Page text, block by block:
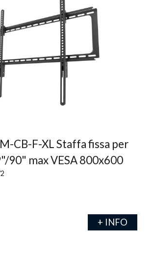
CB-F-XL Staffa fissa per
90" max VESA 800x600
+ INFO